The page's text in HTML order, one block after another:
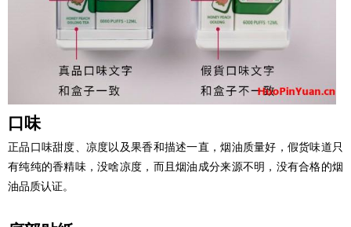
口味
正品口味甜度、凉度以及果香和描述一直，烟油质量好，假货味道只
有纯纯的香精味，没啥凉度，而且烟油成分来源不明，没有合格的烟
油品质认证。